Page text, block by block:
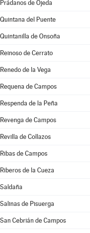
Prádanos de Ojeda
Quintana del Puente
Quintanilla de Onsoña
Reinoso de Cerrato
Renedo de la Vega
Requena de Campos
Respenda de la Peña
Revenga de Campos
Revilla de Collazos
Ribas de Campos
Riberos de la Cueza
Saldaña
Salinas de Pisuerga
San Cebrián de Campos